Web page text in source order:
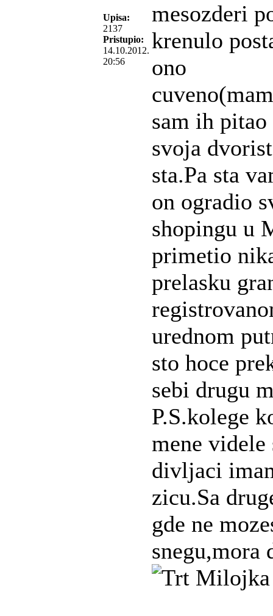
Upisa:
2137
Pristupio:
14.10.2012.
20:56
mesozderi
krenulo
ono
sam ih
svoja
sta.Pa sta
on ogradio
shopingu u
primetio
prelasku
urednom
sto hoce
sebi drugu
P.S.kolege
mene
divljaci
zicu.Sa
gde ne
snegu,mora